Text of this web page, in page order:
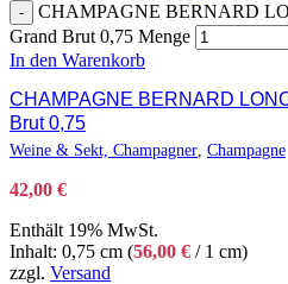
-
CHAMPAGNE BERNARD
Grand Brut 0,75 Menge
In den Warenkorb
CHAMPAGNE BERNARD
Brut 0,75
Weine & Sekt, Champagner Champagne
42,00 €
Enthält 19% MwSt.
Inhalt: 0,75 cm (56,00 € / 1 cm)
zzgl. Versand